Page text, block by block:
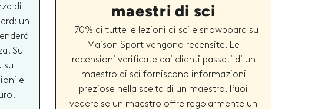
di
un
Su
su
e
maestri di sci
Il 70% di tutte le lezioni di sci e snowboard su
Maison Sport vengono recensite. Le
recensioni verificate dai clienti passati di un
maestro di sci forniscono informazioni
preziose nella scelta di un maestro. Puoi
vedere se un maestro offre regolarmente un